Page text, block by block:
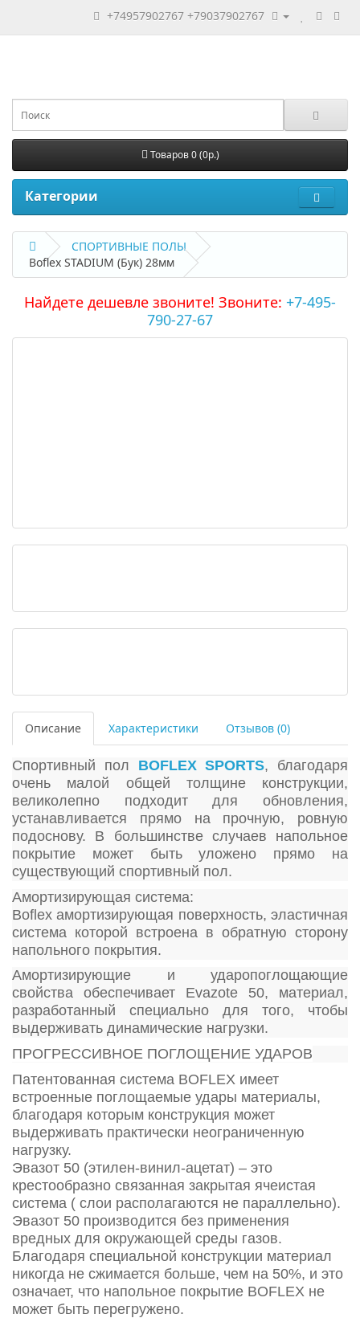
+74957902767 +79037902767
Товаров 0 (0р.)
Категории
СПОРТИВНЫЕ ПОЛЫ
Boflex STADIUM (Бук) 28мм
Найдете дешевле звоните! Звоните: +7-495-
790-27-67
Описание Характеристики Отзывов (0)
Спортивный пол BOFLEX SPORTS, благодаря
очень малой общей толщине конструкции,
великолепно подходит для обновления,
устанавливается прямо на прочную, ровную
подоснову. В большинстве случаев напольное
покрытие может быть уложено прямо на
существующий спортивный пол.
Амортизирующая система:
Boflex амортизирующая поверхность, эластичная
система которой встроена в обратную сторону
напольного покрытия.
Амортизирующие и ударопоглощающие
свойства обеспечивает Evazote 50, материал,
разработанный специально для того, чтобы
выдерживать динамические нагрузки.
ПРОГРЕССИВНОЕ ПОГЛОЩЕНИЕ УДАРОВ
Патентованная система BOFLEX имеет
встроенные поглощаемые удары материалы,
благодаря которым конструкция может
выдерживать практически неограниченную
нагрузку.
Эвазот 50 (этилен-винил-ацетат) – это
крестообразно связанная закрытая ячеистая
система ( слои располагаются не параллельно).
Эвазот 50 производится без применения
вредных для окружающей среды газов.
Благодаря специальной конструкции материал
никогда не сжимается больше, чем на 50%, и это
означает, что напольное покрытие BOFLEX не
может быть перегружено.